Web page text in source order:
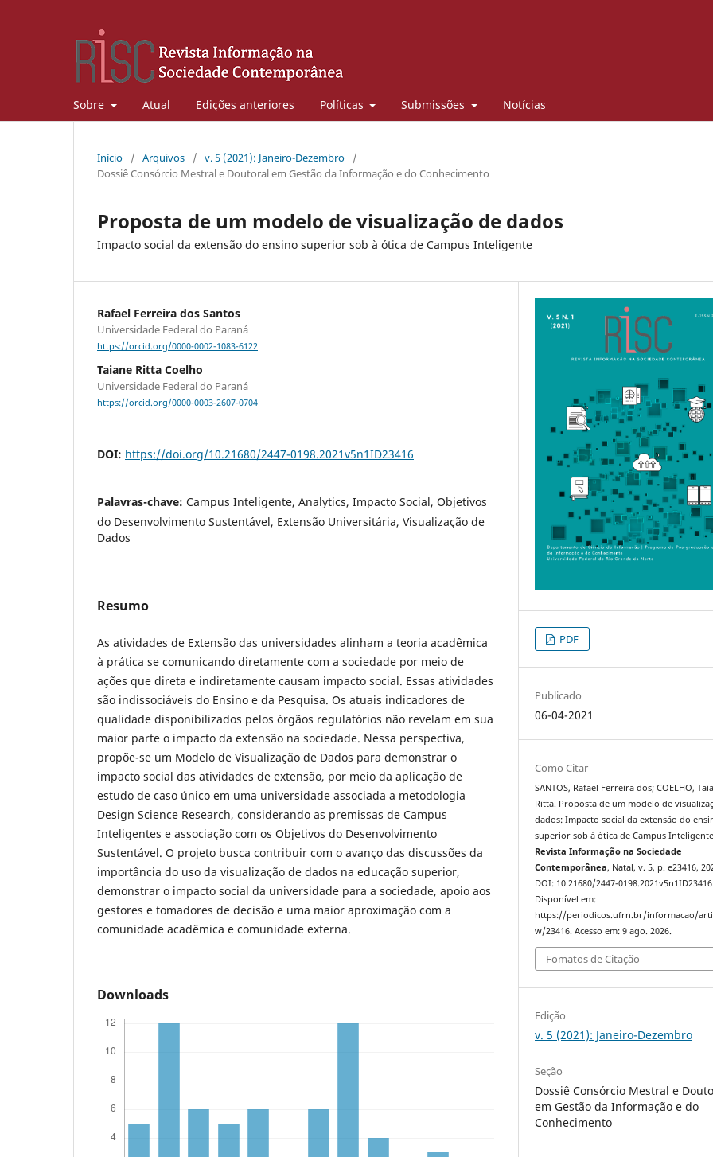
Sobre Atual Edições anteriores Políticas Submissões Notícias
Início / Arquivos / v. 5 (2021): Janeiro-Dezembro
/
Dossiê Consórcio Mestral e Doutoral em Gestão da Informação e do Conhecimento
Proposta de um modelo de visualização de dados
Impacto social da extensão do ensino superior sob à ótica de Campus Inteligente
Rafael Ferreira dos Santos
Universidade Federal do Paraná
https://orcid.org/0000-0002-1083-6122
Taiane Ritta Coelho
Universidade Federal do Paraná
https://orcid.org/0000-0003-2607-0704
DOI: https://doi.org/10.21680/2447-0198.2021v5n1ID23416
Palavras-chave: Campus Inteligente, Analytics, Impacto Social, Objetivos
do Desenvolvimento Sustentável, Extensão Universitária, Visualização de
Dados
Resumo
As atividades de Extensão das universidades alinham a teoria acadêmica
à prática se comunicando diretamente com a sociedade por meio de
ações que direta e indiretamente causam impacto social. Essas atividades
são indissociáveis do Ensino e da Pesquisa. Os atuais indicadores de
qualidade disponibilizados pelos órgãos regulatórios não revelam em sua
maior parte o impacto da extensão na sociedade. Nessa perspectiva,
propõe-se um Modelo de Visualização de Dados para demonstrar o
impacto social das atividades de extensão, por meio da aplicação de
estudo de caso único em uma universidade associada a metodologia
Design Science Research, considerando as premissas de Campus
Inteligentes e associação com os Objetivos do Desenvolvimento
Sustentável. O projeto busca contribuir com o avanço das discussões da
importância do uso da visualização de dados na educação superior,
demonstrar o impacto social da universidade para a sociedade, apoio aos
gestores e tomadores de decisão e uma maior aproximação com a
comunidade acadêmica e comunidade externa.
Downloads
PDF
Publicado
06-04-2021
Como Citar
SANTOS, Rafael Ferreira dos; COELHO,
Ritta. Proposta de um modelo de
dados: Impacto social da extensão do
superior sob à ótica de Campus
Revista Informação na Sociedade
Contemporânea, Natal, v. 5, p. e23416,
DOI: 10.21680/2447-0198.2021v5n1ID23416.
Disponível em:
https://periodicos.ufrn.br/informacao/
w/23416. Acesso em: 9 ago. 2026.
Fomatos de Citação
Edição
v. 5 (2021): Janeiro-Dezembro
Seção
Dossiê Consórcio Mestral e
em Gestão da Informação e do
Conhecimento